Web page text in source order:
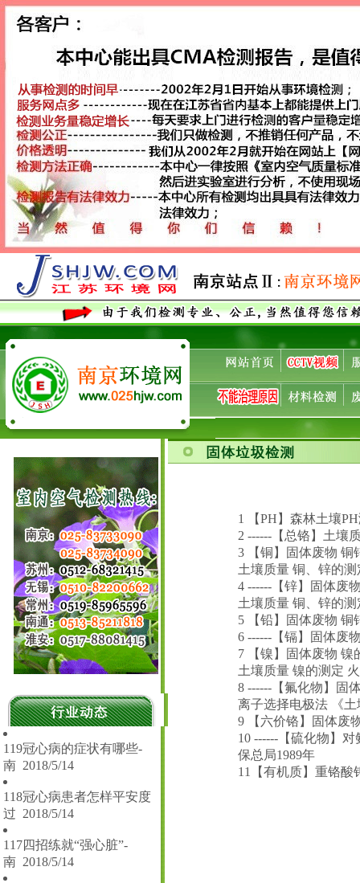
119冠心病的症状有哪些-
南 2018/5/14
118冠心病患者怎样平安度
过 2018/5/14
117四招练就“强心脏”-
南 2018/5/14
1 【PH】森林土壤
2 ------【总铬】土壤
3 【铜】固体废物 铜
土壤质量 铜、锌的测
4 ------【锌】固体废
土壤质量 铜、锌的测
5 【铅】固体废物 铜
6 ------【镉】固体废
7 【镍】固体废物 镍
土壤质量 镍的测定
8 ------【氟化物】固
离子选择电极法 《
9 【六价铬】固体废
10 ------【硫化物】
保总局1989年
11【有机质】重铬酸